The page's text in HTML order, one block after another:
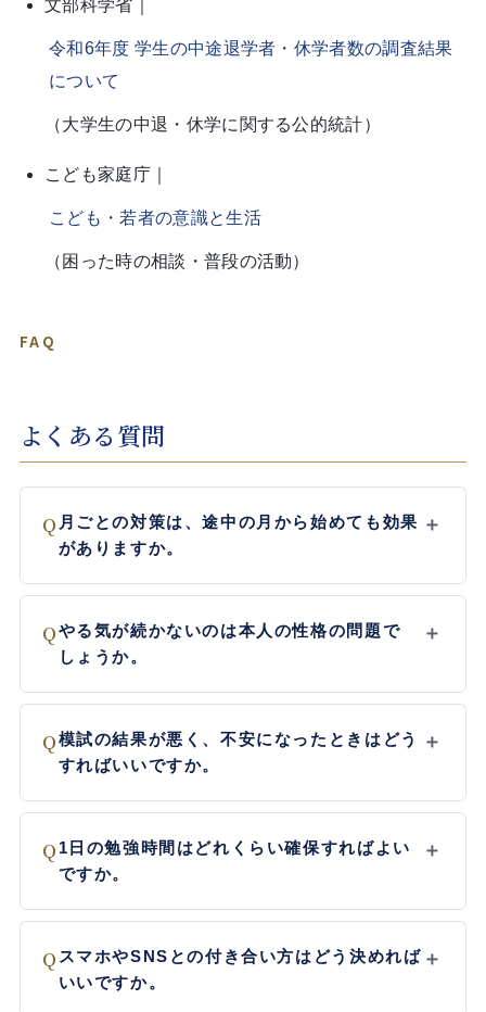
文部科学省｜
令和6年度 学生の中途退学者・休学者数の調査結果
について
（大学生の中退・休学に関する公的統計）
こども家庭庁｜
こども・若者の意識と生活
（困った時の相談・普段の活動）
FAQ
よくある質問
Q 月ごとの対策は、途中の月から始めても効果
がありますか。
＋
Qやる気が続かないのは本人の性格の問題で
しょうか。
＋
Q模試の結果が悪く、不安になったときはどう
すればいいですか。
＋
Q 1日の勉強時間はどれくらい確保すればよい
ですか。
＋
Q スマホやSNSとの付き合い方はどう決めれば
いいですか。
＋